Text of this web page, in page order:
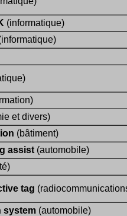
(informatique)
et divers)
(bâtiment)
assist (automobile)
tag
system (automobile)